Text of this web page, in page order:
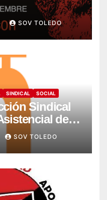
SOV TOLEDO
SINDICAL SOCIAL
Sindical
de
Summa
SOV TOLEDO